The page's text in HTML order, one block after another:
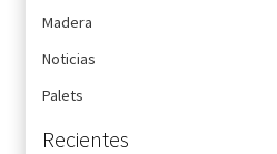
Madera
Noticias
Palets
Recientes